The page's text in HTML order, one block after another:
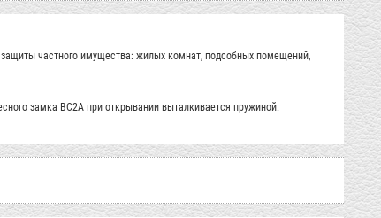
частного имущества: жилых комнат, подсобных помещений,
замка ВС2А при открывании выталкивается пружиной.